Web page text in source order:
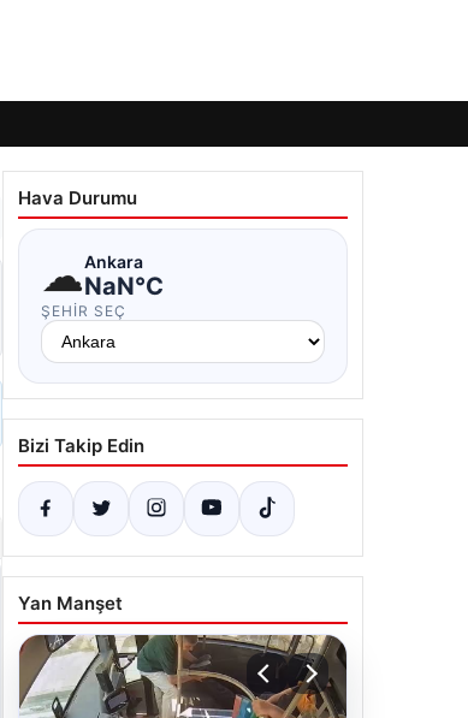
Hava Durumu
☁Ankara
NaN°C
ŞEHIR SEÇ
Bizi Takip Edin
Yan Manşet